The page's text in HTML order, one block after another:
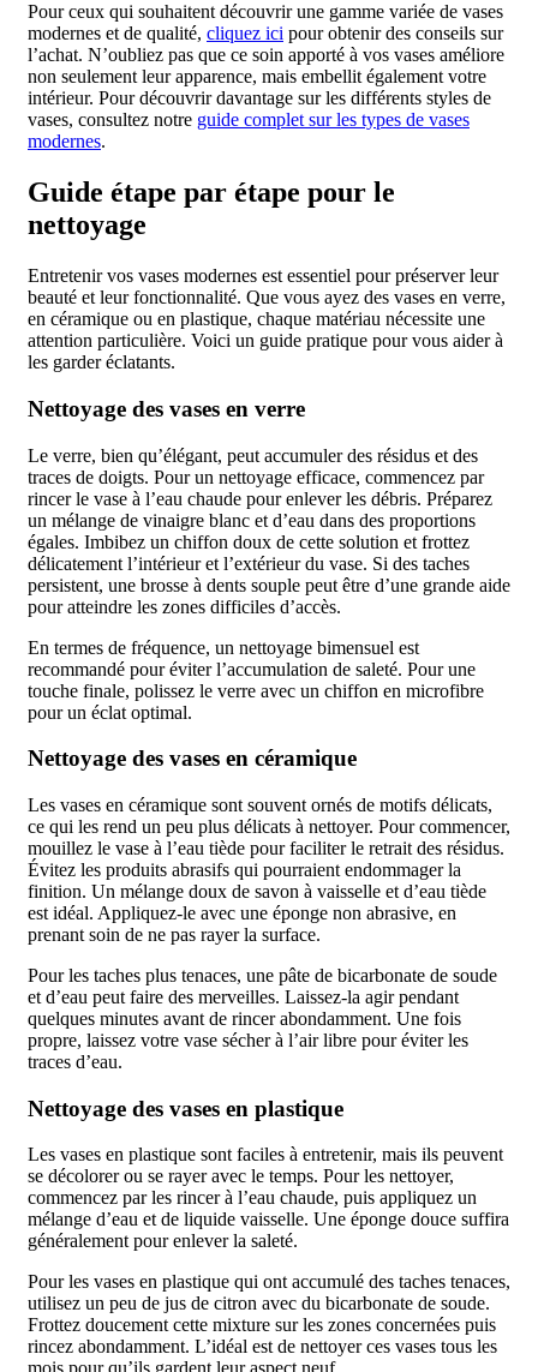
Pour ceux qui souhaitent découvrir une gamme variée de vases
modernes et de qualité, cliquez ici pour obtenir des conseils sur
l’achat. N’oubliez pas que ce soin apporté à vos vases améliore
non seulement leur apparence, mais embellit également votre
intérieur. Pour découvrir davantage sur les différents styles de
vases, consultez notre guide complet sur les types de vases
modernes.
Guide étape par étape pour le
nettoyage
Entretenir vos vases modernes est essentiel pour préserver leur
beauté et leur fonctionnalité. Que vous ayez des vases en verre,
en céramique ou en plastique, chaque matériau nécessite une
attention particulière. Voici un guide pratique pour vous aider à
les garder éclatants.
Nettoyage des vases en verre
Le verre, bien qu’élégant, peut accumuler des résidus et des
traces de doigts. Pour un nettoyage efficace, commencez par
rincer le vase à l’eau chaude pour enlever les débris. Préparez
un mélange de vinaigre blanc et d’eau dans des proportions
égales. Imbibez un chiffon doux de cette solution et frottez
délicatement l’intérieur et l’extérieur du vase. Si des taches
persistent, une brosse à dents souple peut être d’une grande aide
pour atteindre les zones difficiles d’accès.
En termes de fréquence, un nettoyage bimensuel est
recommandé pour éviter l’accumulation de saleté. Pour une
touche finale, polissez le verre avec un chiffon en microfibre
pour un éclat optimal.
Nettoyage des vases en céramique
Les vases en céramique sont souvent ornés de motifs délicats,
ce qui les rend un peu plus délicats à nettoyer. Pour commencer,
mouillez le vase à l’eau tiède pour faciliter le retrait des résidus.
Évitez les produits abrasifs qui pourraient endommager la
finition. Un mélange doux de savon à vaisselle et d’eau tiède
est idéal. Appliquez-le avec une éponge non abrasive, en
prenant soin de ne pas rayer la surface.
Pour les taches plus tenaces, une pâte de bicarbonate de soude
et d’eau peut faire des merveilles. Laissez-la agir pendant
quelques minutes avant de rincer abondamment. Une fois
propre, laissez votre vase sécher à l’air libre pour éviter les
traces d’eau.
Nettoyage des vases en plastique
Les vases en plastique sont faciles à entretenir, mais ils peuvent
se décolorer ou se rayer avec le temps. Pour les nettoyer,
commencez par les rincer à l’eau chaude, puis appliquez un
mélange d’eau et de liquide vaisselle. Une éponge douce suffira
généralement pour enlever la saleté.
Pour les vases en plastique qui ont accumulé des taches tenaces,
utilisez un peu de jus de citron avec du bicarbonate de soude.
Frottez doucement cette mixture sur les zones concernées puis
rincez abondamment. L’idéal est de nettoyer ces vases tous les